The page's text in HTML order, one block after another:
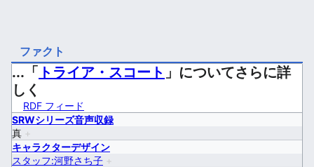
ファクト
...「 トライア・スコート 」についてさらに詳
しく
RDF フィード
SRWシリーズ音声収録
真 +
キャラクターデザイン
スタッフ:河野さち子 +